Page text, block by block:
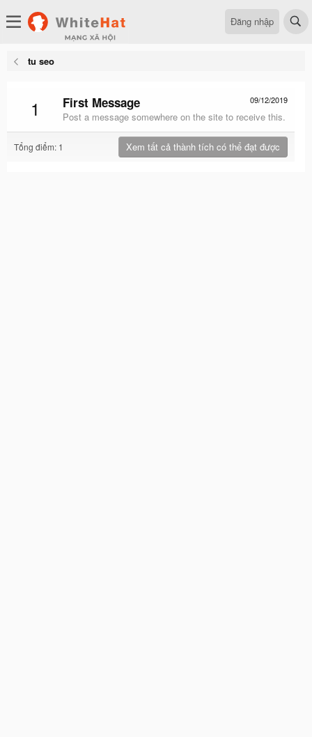
Đăng nhập
tu seo
1 09/12/2019
First Message
Post a message somewhere on the site to receive this.
Tổng điểm: 1 Xem tất cả thành tích có thể đạt được